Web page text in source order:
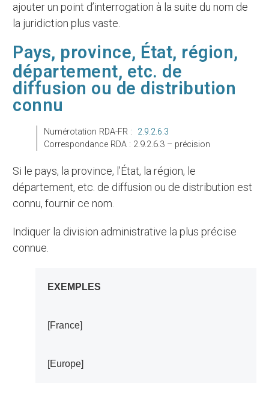
ajouter un point d’interrogation à la suite du nom de
la juridiction plus vaste.
Pays, province, État, région,
département, etc. de
diffusion ou de distribution
connu
Numérotation RDA-FR : 2.9.2.6.3
Correspondance RDA : 2.9.2.6.3 – précision
Si le pays, la province, l’État, la région, le
département, etc. de diffusion ou de distribution est
connu, fournir ce nom.
Indiquer la division administrative la plus précise
connue.
EXEMPLES
[France]
[Europe]